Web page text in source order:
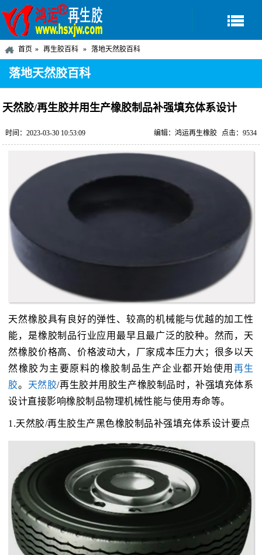
首页 再生胶百科 落地天然胶百科
落地天然胶百科
天然胶/再生胶并用生产橡胶制品补强填充体系设计
时间：2023-03-30 10:53:09 点击：9534
编辑：鸿运再生橡胶
天然橡胶具有良好的弹性、较高的机械能与优越的加工性
能，是橡胶制品行业应用最早且最广泛的胶种。然而，天
然橡胶价格高、价格波动大，厂家成本压力大；很多以天
然橡胶为主要原料的橡胶制品生产企业都开始使用 再生
胶。 天然胶/再生胶并用胶生产橡胶制品时，补强填充体系
设计直接影响橡胶制品物理机械性能与使用寿命等。
1.天然胶/再生胶生产黑色橡胶制品补强填充体系设计要点